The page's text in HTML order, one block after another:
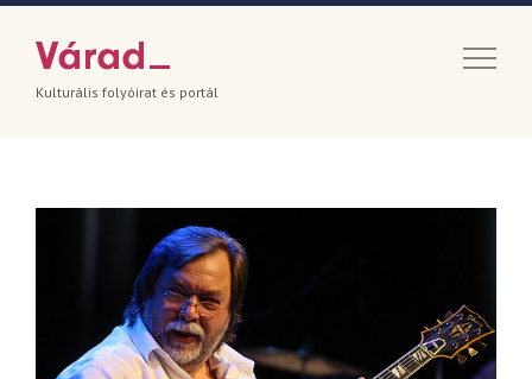
Kulturális folyóirat és portál